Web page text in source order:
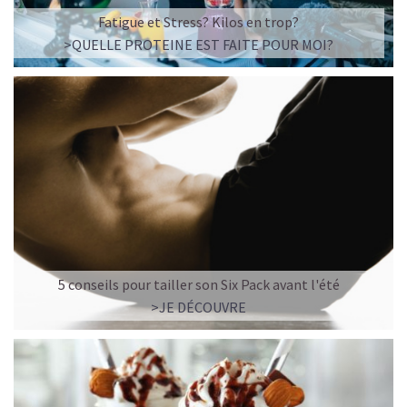
☕ LATTE MACCHIATO GLACÉ
Fatigue et Stress? Kilos en trop?
>QUELLE PROTEINE EST FAITE POUR MOI?
5 conseils pour tailler son Six Pack avant l'été
>JE DÉCOUVRE